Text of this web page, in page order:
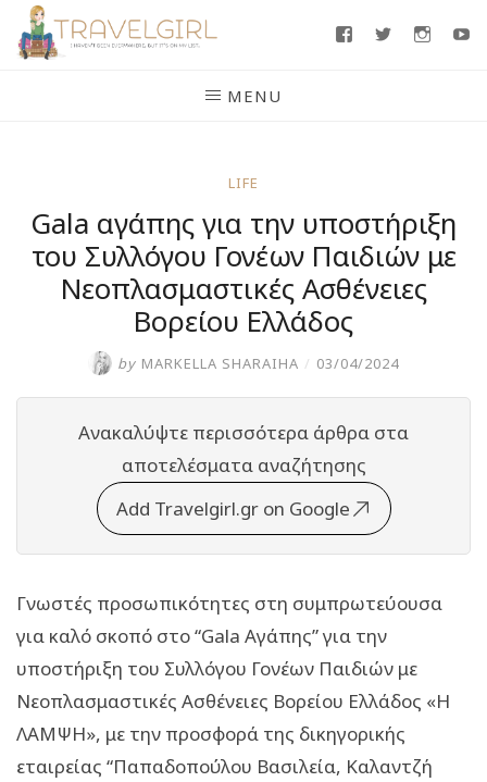
Skip
FacebookTwitter
MENU
LIFE
Gala αγάπης για την υποστήριξη
του Συλλόγου Γονέων Παιδιών με
Νεοπλασμαστικές Ασθένειες
Βορείου Ελλάδος
by MARKELLA SHARAIHA / 03/04/2024
Ανακαλύψτε περισσότερα άρθρα στα
αποτελέσματα αναζήτησης
Add Travelgirl.gr on Google
Γνωστές προσωπικότητες στη συμπρωτεύουσα
για καλό σκοπό στο “Gala Αγάπης” για την
υποστήριξη του Συλλόγου Γονέων Παιδιών με
Νεοπλασμαστικές Ασθένειες Βορείου Ελλάδος «Η
ΛΑΜΨΗ», με την προσφορά της δικηγορικής
εταιρείας “Παπαδοπούλου Βασιλεία, Καλαντζή